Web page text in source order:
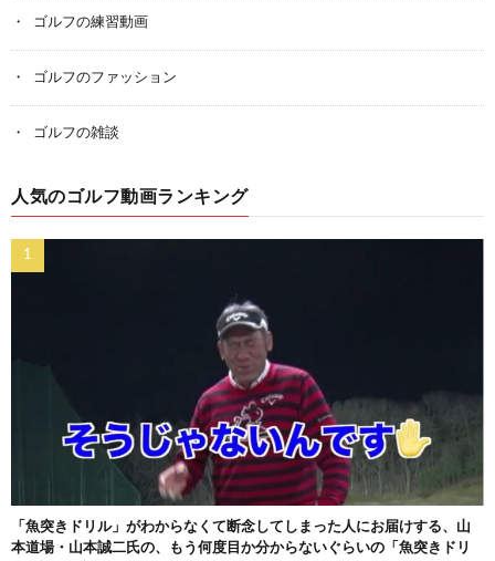
ゴルフの練習動画
ゴルフのファッション
ゴルフの雑談
人気のゴルフ動画ランキング
「魚突きドリル」がわからなくて断念してしまった人にお届けする、山
本道場・山本誠二氏の、もう何度目か分からないぐらいの「魚突きドリ